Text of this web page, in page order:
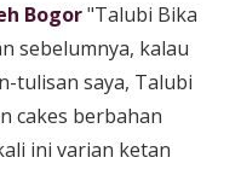
Bogor"Talubi Bika
sebelumnya, kalau
tulisan saya, Talubi
cakes berbahan
ini varian ketan